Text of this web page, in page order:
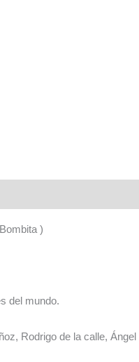
)
del mundo.
Rodrigo de la calle,